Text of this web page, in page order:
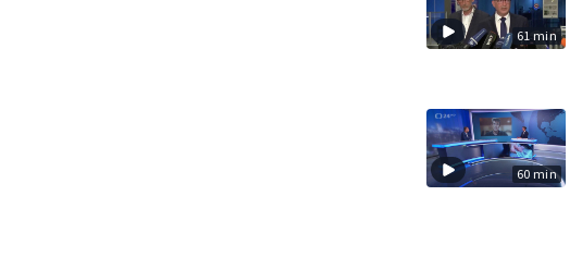
61 min
60 min